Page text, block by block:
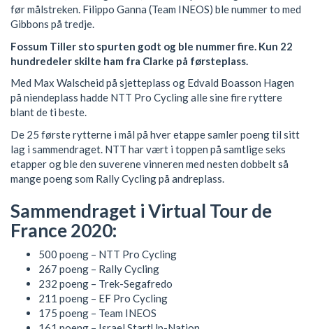
før målstreken. Filippo Ganna (Team INEOS) ble nummer to med
Gibbons på tredje.
Fossum Tiller sto spurten godt og ble nummer fire. Kun 22
hundredeler skilte ham fra Clarke på førsteplass.
Med Max Walscheid på sjetteplass og Edvald Boasson Hagen
på niendeplass hadde NTT Pro Cycling alle sine fire ryttere
blant de ti beste.
De 25 første rytterne i mål på hver etappe samler poeng til sitt
lag i sammendraget. NTT har vært i toppen på samtlige seks
etapper og ble den suverene vinneren med nesten dobbelt så
mange poeng som Rally Cycling på andreplass.
Sammendraget i Virtual Tour de
France 2020:
500 poeng – NTT Pro Cycling
267 poeng – Rally Cycling
232 poeng – Trek-Segafredo
211 poeng – EF Pro Cycling
175 poeng – Team INEOS